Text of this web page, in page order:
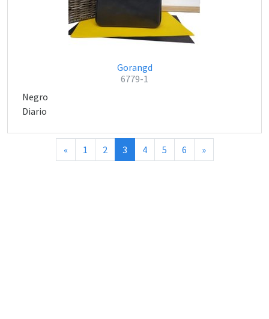
Gorangd
6779-1
Negro
Diario
« 1 2 3 4 5 6 »